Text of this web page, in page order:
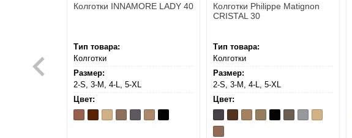
Колготки INNAMORE LADY 40
Тип товара:
Колготки
Размер:
2-S, 3-M, 4-L, 5-XL
Цвет:
BronzoCappuccino
Caramello
DainoFumoMieleNero
Колготки Philippe Matignon
CRISTAL 30
Тип товара:
Колготки
Размер:
2-S, 3-M, 4-L, 5-XL
Цвет:
Antracite
Cappuccio
Cognac
GlaceNeroNocePlatino
Playa
The